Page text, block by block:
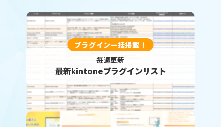
プラグイン一括掲載！
毎週更新
最新kintoneプラグインリスト